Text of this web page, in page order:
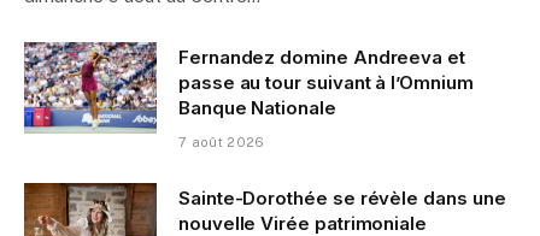
Fernandez domine Andreeva et
passe au tour suivant à l’Omnium
Banque Nationale
7 août 2026
Sainte-Dorothée se révèle dans une
nouvelle Virée patrimoniale